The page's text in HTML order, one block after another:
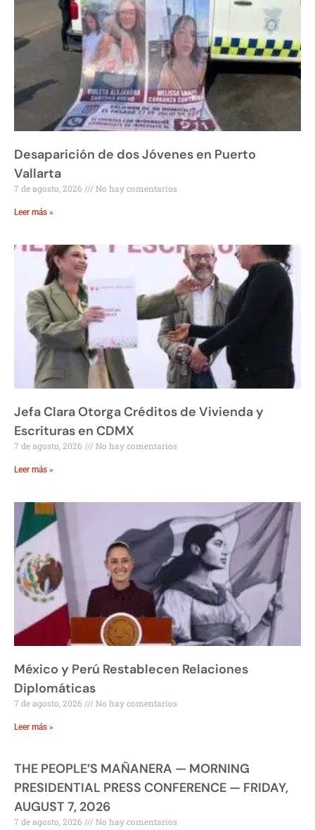
Desaparición de dos Jóvenes en Puerto
Vallarta
7 de agosto, 2026 No hay comentarios
Leer más »
Jefa Clara Otorga Créditos de Vivienda y
Escrituras en CDMX
7 de agosto, 2026 No hay comentarios
Leer más »
México y Perú Restablecen Relaciones
Diplomáticas
7 de agosto, 2026 No hay comentarios
Leer más »
THE PEOPLE’S MAÑANERA — MORNING
PRESIDENTIAL PRESS CONFERENCE — FRIDAY,
AUGUST 7, 2026
7 de agosto, 2026 No hay comentarios